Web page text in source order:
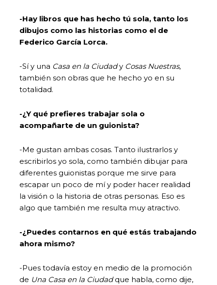
-Hay libros que has hecho tú sola, tanto los
dibujos como las historias como el de
Federico García Lorca.
-Sí y una Casa en la Ciudady Cosas Nuestras,
también son obras que he hecho yo en su
totalidad.
-¿Y qué prefieres trabajar sola o
acompañarte de un guionista?
-Me gustan ambas cosas. Tanto ilustrarlos y
escribirlos yo sola, como también dibujar para
diferentes guionistas porque me sirve para
escapar un poco de mí y poder hacer realidad
la visión o la historia de otras personas. Eso es
algo que también me resulta muy atractivo.
-¿Puedes contarnos en qué estás trabajando
ahora mismo?
-Pues todavía estoy en medio de la promoción
de Una Casa en la Ciudadque habla, como dije,